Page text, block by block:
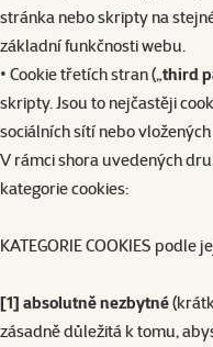
stránka nebo skripty na
základní funkčnosti webu.
• Cookie třetích stran („third
skripty. Jsou to nejčastěji
sociálních sítí nebo
V rámci shora uvedených
kategorie cookies:
KATEGORIE COOKIES podle
[1] absolutně nezbytné
zásadně důležitá k tomu,